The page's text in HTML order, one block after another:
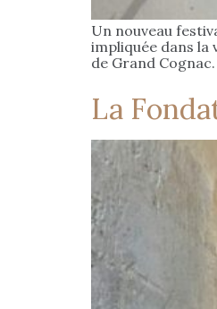
Un nouveau
impliquée dans la
de Grand
La